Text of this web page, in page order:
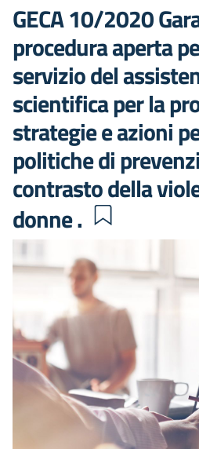
GECA 10/2020
procedura aperta
servizio del
scientifica per la
strategie e azioni
politiche di
contrasto della
donne .